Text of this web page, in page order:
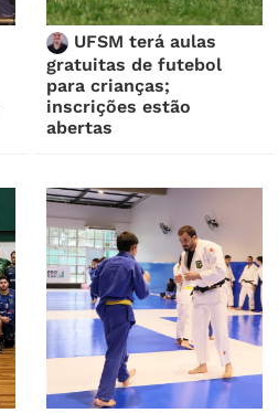
UFSM terá aulas
gratuitas de futebol
para crianças;
inscrições estão
abertas